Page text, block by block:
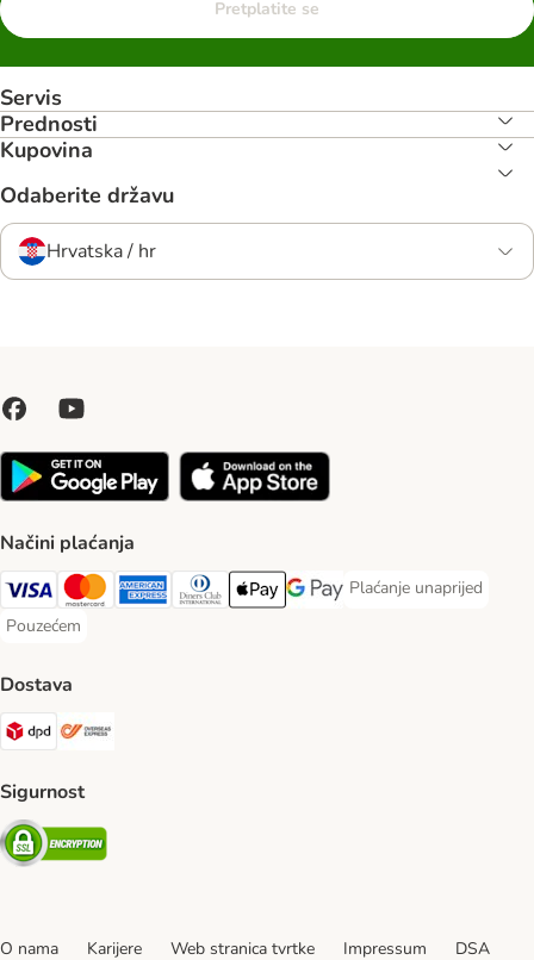
Pretplatite se
Servis
Prednosti
Kupovina
Odaberite državu
Hrvatska / hr
Načini plaćanja
Visa Payment Method
MasterCard Payment Method
American Express Payment Method
Diners Club Payment Method
Payment MethodGoogle pay Payment Method
Plaćanje unaprijed
Plaćanje unaprijed
Pouzećem
Pouzećem Payment Method
Dostava
DPD Shipping Method
Sigurnost
Security
O nama Karijere Web stranica tvrtke Impressum DSA